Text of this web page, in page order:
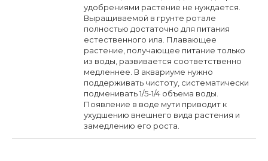
удобрениями растение не нуждается.
Выращиваемой в грунте ротале
полностью достаточно для питания
естественного ила. Плавающее
растение, получающее питание только
из воды, развивается соответственно
медленнее. В аквариуме нужно
поддерживать чистоту, систематически
подменивать 1/5-1/4 объема воды.
Появление в воде мути приводит к
ухудшению внешнего вида растения и
замедлению его роста.